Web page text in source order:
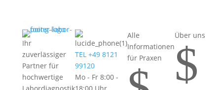
Ihr
zuverlässiger
Partner für
hochwertige
TEL +49 8121
99120
Mo - Fr 8:00 -
Alle
Informationen
für Praxen
Über uns
$